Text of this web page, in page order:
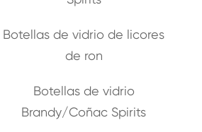
Botellas de vidrio de licores
de ron
Botellas de vidrio
Brandy/Coñac Spirits